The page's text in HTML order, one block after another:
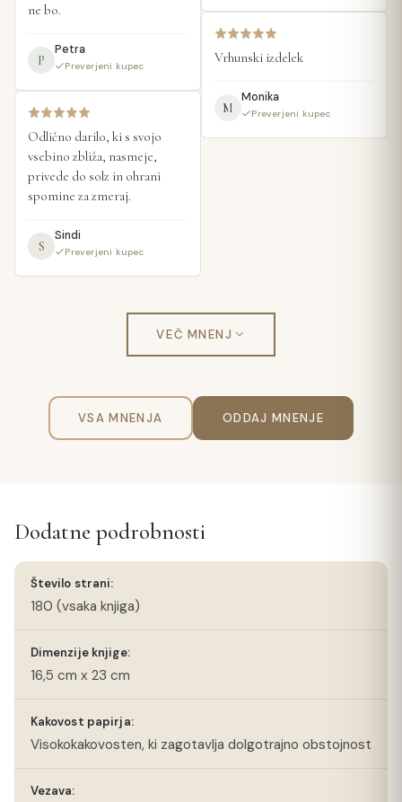
ne bo.
P
Petra
Preverjeni kupec
Odlično darilo, ki s svojo
vsebino zbliža, nasmeje,
privede do solz in ohrani
spomine za zmeraj.
S
Sindi
Preverjeni kupec
Vrhunski izdelek
M
Monika
Preverjeni kupec
VEČ MNENJ
VSA MNENJA ODDAJ MNENJE
Dodatne podrobnosti
Število strani:
180 (vsaka knjiga)
Dimenzije knjige:
16,5 cm x 23 cm
Kakovost papirja:
Visokokakovosten, ki zagotavlja dolgotrajno obstojnost
Vezava: